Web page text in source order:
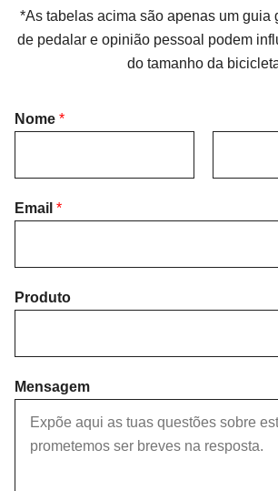
*As tabelas acima são apenas um guia
de pedalar e opinião pessoal podem
do tamanho da
Nome *
t
Email *
Produto
Mensagem